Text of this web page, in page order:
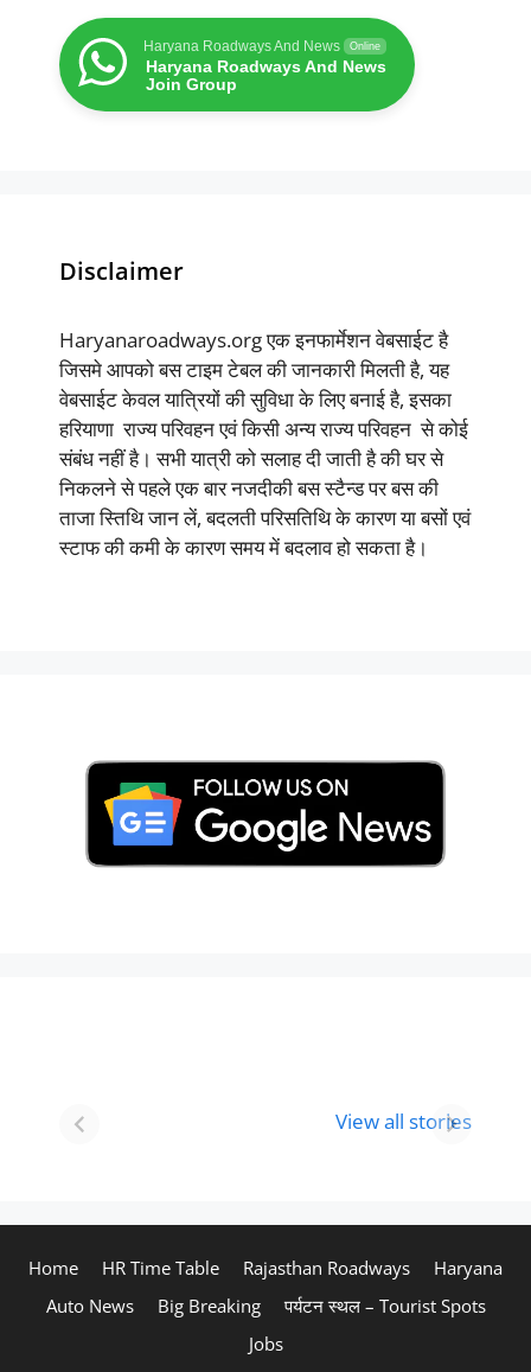
Haryana Roadways And News Online
Haryana Roadways And News
Join Group
Disclaimer
Haryanaroadways.org एक इनफार्मेशन वेबसाईट है
जिसमे आपको बस टाइम टेबल की जानकारी मिलती है, यह
वेबसाईट केवल यात्रियों की सुविधा के लिए बनाई है, इसका
हरियाणा राज्य परिवहन एवं किसी अन्य राज्य परिवहन से कोई
संबंध नहीं है। सभी यात्री को सलाह दी जाती है की घर से
निकलने से पहले एक बार नजदीकी बस स्टैन्ड पर बस की
ताजा स्तिथि जान लें, बदलती परिसतिथि के कारण या बसों एवं
स्टाफ की कमी के कारण समय में बदलाव हो सकता है।
View all stories
Visit In
Holi
Home HR Time Table Rajasthan Roadways
Haryana
Auto News
Big Breaking
पर्यटन स्थल – Tourist Spots
Jobs